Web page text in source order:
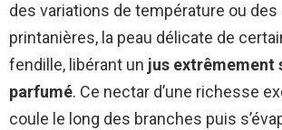
des variations de température ou des
printanières, la peau délicate de
fendille, libérant un jus extrêmement
parfumé. Ce nectar d’une richesse
coule le long des branches puis